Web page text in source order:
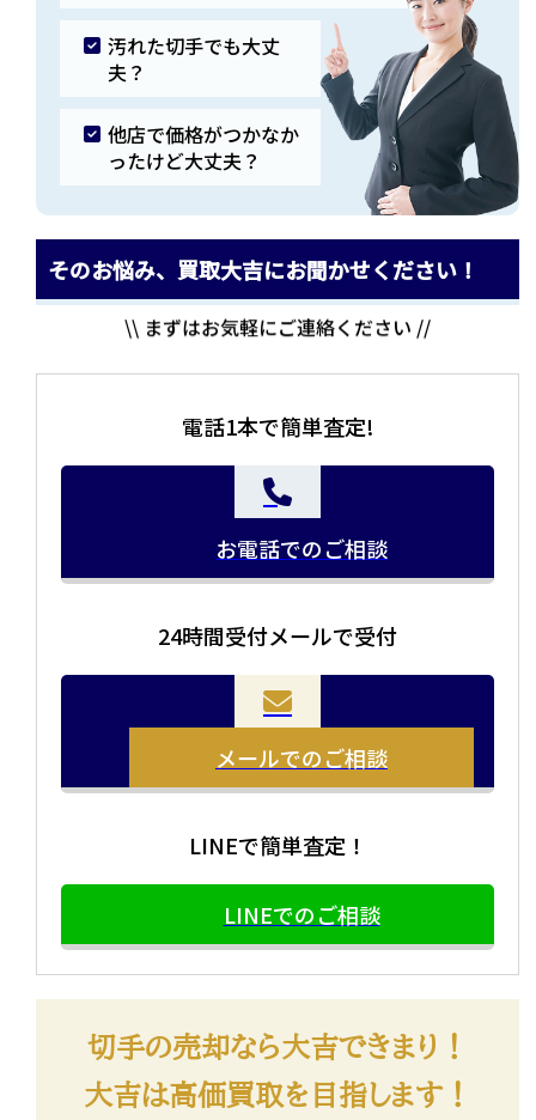
汚れた切手でも大丈
夫？
他店で価格がつかなか
ったけど大丈夫？
そのお悩み、買取大吉にお聞かせください！
\\ まずはお気軽にご連絡ください //
電話1本で簡単査定!
お電話でのご相談
24時間受付メールで受付
メールでのご相談
LINEで簡単査定！
LINEでのご相談
切手の売却なら大吉できまり！
大吉は高価買取を目指します！